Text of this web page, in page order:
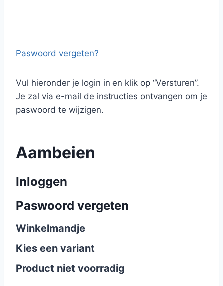
Paswoord vergeten?
Vul hieronder je login in en klik op “Versturen”.
Je zal via e-mail de instructies ontvangen om je
paswoord te wijzigen.
Aambeien
Inloggen
Paswoord vergeten
Winkelmandje
Kies een variant
Product niet voorradig